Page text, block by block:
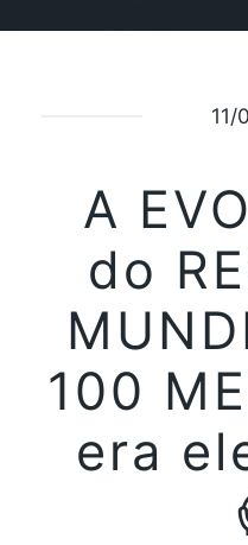
11/
A
do
100
era